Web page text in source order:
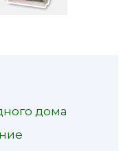
дома